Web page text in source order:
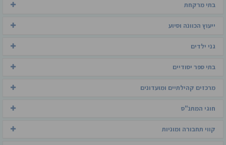
בתי מרקחת
ייעוץ הכוונה וסיוע
גני ילדים
בתי ספר יסודיים
מרכזים קהילתיים ומועדונים
חוגי המתנ"ס
קווי תחבורה ומוניות